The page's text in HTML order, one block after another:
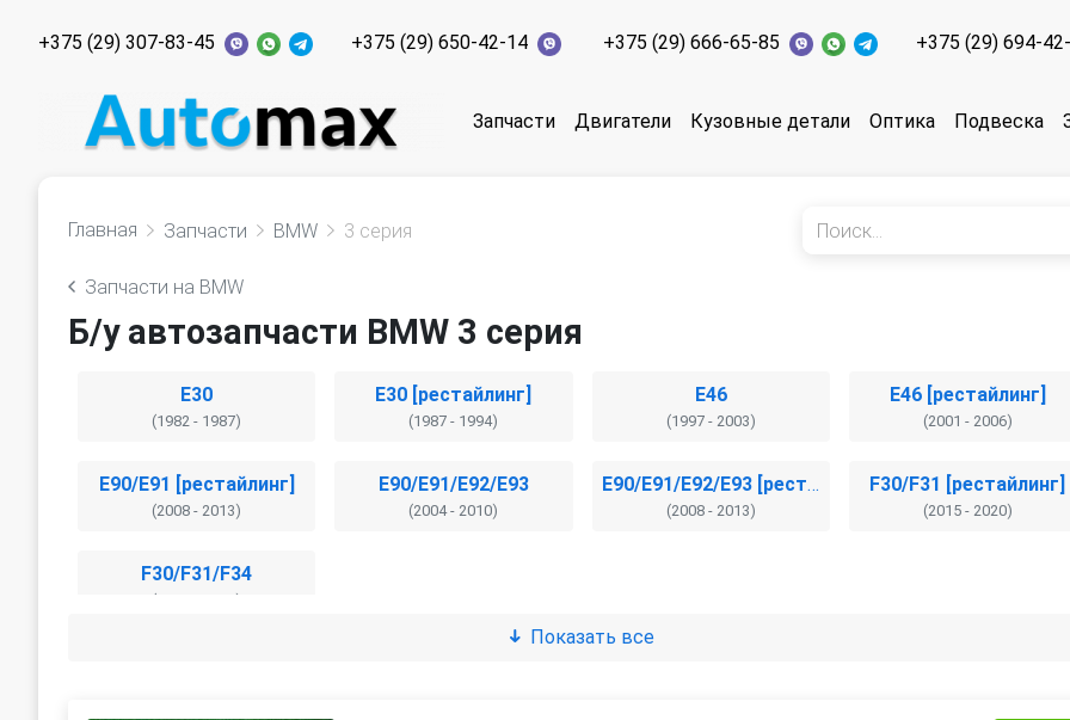
+375 (29) 307-83-45 +375 (29) 650-42-14 +375 (29) 666-65-85 +375 (29) 694-
Запчасти Двигатели Кузовные детали Оптика Подвеска
Главная Запчасти BMW 3 серия
Запчасти на BMW
Б/у автозапчасти BMW 3 серия
E30
(1982 - 1987)
E30 [рестайлинг]
(1987 - 1994)
E46
(1997 - 2003)
E46 [рестайлинг]
(2001 - 2006)
E90/E91 [рестайлинг]
(2008 - 2013)
E90/E91/E92/E93
(2004 - 2010)
E90/E91/E92/E93 [рестайлинг]
(2008 - 2013)
F30/F31 [рестайлинг]
(2015 - 2020)
F30/F31/F34
(2011 - 2016)
Показать все